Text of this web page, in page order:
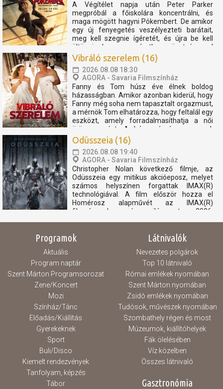
A Végítélet napja után Peter Parker
megpróbál a főiskolára koncentrálni, és
maga mögött hagyni Pókembert. De amikor
egy új fenyegetés veszélyezteti barátait,
meg kell szegnie ígéretét, és újra be kell
öltöznie, hogy egy váratlan szövetségessel
összefogva megvédje szeretteit. Helyár:
2.400 Ft Diákok,...
Vibráló szerelem (16)
2026.08.08 18:30
AGORA - Savaria Filmszínház
Fanny és Tom húsz éve élnek boldog
házasságban. Amikor azonban kiderül, hogy
Fanny még soha nem tapasztalt orgazmust,
a mérnök Tom elhatározza, hogy feltalál egy
eszközt, amely forradalmasíthatja a női
örömszerzést. A házaspár így egy vad,
mégis megható utazásra indul, amely tele
van humorral, felfedezéssel...
Odüsszeia (16)
2026.08.08 19:40
AGORA - Savaria Filmszínház
Christopher Nolan következő filmje, az
Odüsszeia egy mitikus akcióeposz, melyet
számos helyszínen forgattak IMAX(R)
technológiával. A film először hozza el
Homérosz alapművét az IMAX(R)
filmvásznakra, és világszerte 2026.
Programok
Aktuális
Program naptár
Szent Márton Programsorozat
Zene/Koncert
Mozi
Színház/Tánc
Előadás/Kiállítás
Gyerekeknek
Sport
Buli/Disco
Kiemelt rendezvények
Tanfolyam, képzés
Tábor
Látnivalók
Nevezetes polgárok
Top 10 látnivaló
Római emlékek nyomában
Szent Márton nyomában
Zsidó emlékek nyomában
Tudósok, művészek nyomában
Szombathely régen és most
Múzeumok, kiállítóhelyek
Fák ölelésében
Víz közelben
Összes látnivaló
Gasztronómia